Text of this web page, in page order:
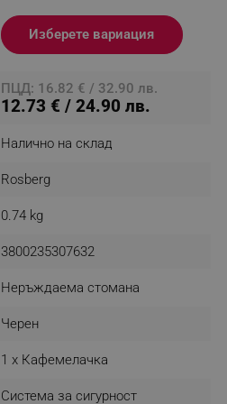
Изберете вариация
ПЦД: 16.82 € / 32.90 лв.
12.73 € / 24.90 лв.
Налично на склад
Rosberg
0.74 kg
3800235307632
Неръждаема стомана
Черен
1 x Кафемелачка
Система за сигурност